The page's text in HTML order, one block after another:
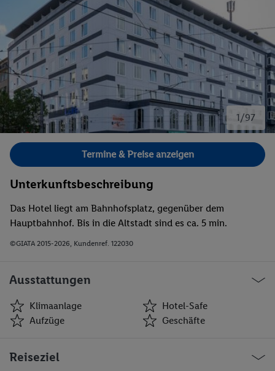
1/97
Bild 1 von 97.
Termine & Preise anzeigen
Unterkunftsbeschreibung
Das Hotel liegt am Bahnhofsplatz, gegenüber dem
Hauptbahnhof. Bis in die Altstadt sind es ca. 5 min.
©GIATA 2015-2026, Kundenref. 122030
Ausstattungen
Klimaanlage
Hotel-Safe
Aufzüge
Geschäfte
Aufzüge
Reiseziel